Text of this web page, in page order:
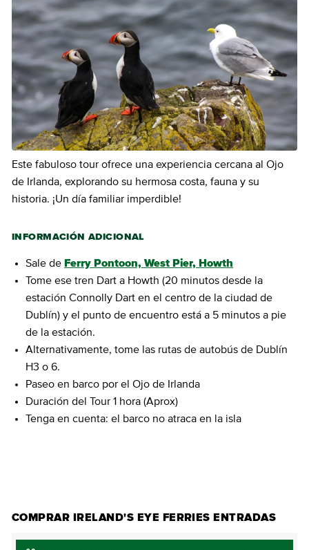
Este fabuloso tour ofrece una experiencia cercana al Ojo
de Irlanda, explorando su hermosa costa, fauna y su
historia. ¡Un día familiar imperdible!
INFORMACIÓN ADICIONAL
Sale de Ferry Pontoon, West Pier, Howth
Tome ese tren Dart a Howth (20 minutos desde la
estación Connolly Dart en el centro de la ciudad de
Dublín) y el punto de encuentro está a 5 minutos a pie
de la estación.
Alternativamente, tome las rutas de autobús de Dublín
H3 o 6.
Paseo en barco por el Ojo de Irlanda
Duración del Tour 1 hora (Aprox)
Tenga en cuenta: el barco no atraca en la isla
COMPRAR IRELAND'S EYE FERRIES ENTRADAS